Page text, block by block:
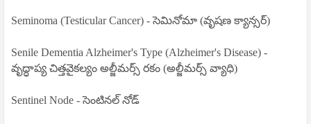
Seminoma (Testicular Cancer) - సెమినోమా (వృషణ క్యాన్సర్)
Senile Dementia Alzheimer's Type (Alzheimer's Disease) -
వృద్ధాప్య చిత్తవైకల్యం అల్జీమర్స్ రకం (అల్జీమర్స్ వ్యాధి)
Sentinel Node - సెంటినల్ నోడ్